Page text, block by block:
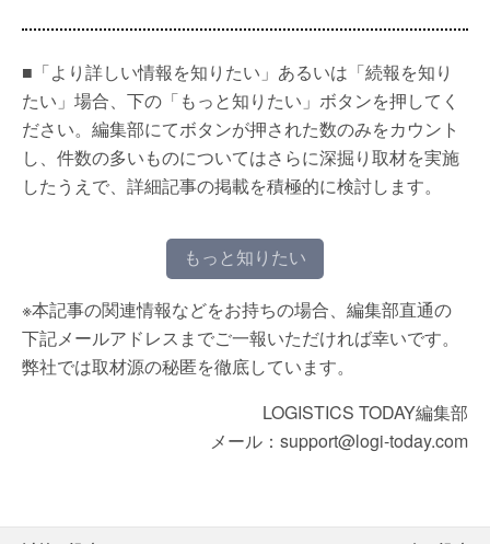
■「より詳しい情報を知りたい」あるいは「続報を知り
たい」場合、下の「もっと知りたい」ボタンを押してく
ださい。編集部にてボタンが押された数のみをカウント
し、件数の多いものについてはさらに深掘り取材を実施
したうえで、詳細記事の掲載を積極的に検討します。
もっと知りたい
※本記事の関連情報などをお持ちの場合、編集部直通の
下記メールアドレスまでご一報いただければ幸いです。
弊社では取材源の秘匿を徹底しています。
LOGISTICS TODAY編集部
メール：support@logi-today.com